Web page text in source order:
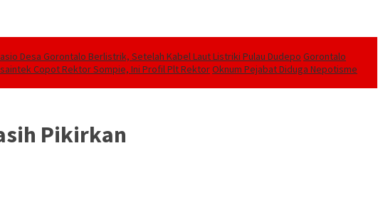
Desa Gorontalo Berlistrik, Setelah Kabel Laut Listriki Pulau Dudepo Gorontalo
Copot Rektor Sompie, Ini Profil Plt RektorOknum Pejabat Diduga Nepotisme
Pikirkan